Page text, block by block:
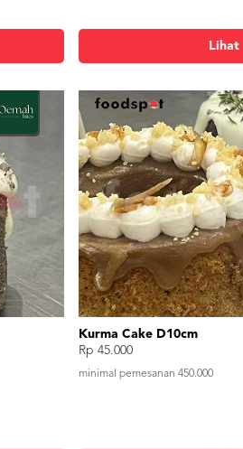
Lihat
Kurma Cake D10cm
Rp 45.000
minimal pemesanan 450.000